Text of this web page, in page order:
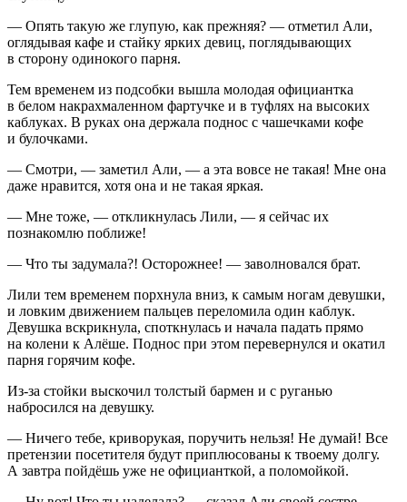
— Опять такую же глупую, как прежняя? — отметил Али,
оглядывая кафе и стайку ярких девиц, поглядывающих
в сторону одинокого парня.
Тем временем из подсобки вышла молодая официантка
в белом накрахмаленном фартучке и в туфлях на высоких
каблуках. В руках она держала поднос с чашечками кофе
и булочками.
— Смотри, — заметил Али, — а эта вовсе не такая! Мне она
даже нравится, хотя она и не такая яркая.
— Мне тоже, — откликнулась Лили, — я сейчас их
познакомлю поближе!
— Что ты задумала?! Осторожнее! — заволновался брат.
Лили тем временем порхнула вниз, к самым ногам девушки,
и ловким движением пальцев переломила один каблук.
Девушка вскрикнула, споткнулась и начала падать прямо
на колени к Алёше. Поднос при этом перевернулся и окатил
парня горячим кофе.
Из-за стойки выскочил толстый бармен и с руганью
набросился на девушку.
— Ничего тебе, криворукая, поручить нельзя! Не думай! Все
претензии посетителя будут приплюсованы к твоему долгу.
А завтра пойдёшь уже не официанткой, а поломойкой.